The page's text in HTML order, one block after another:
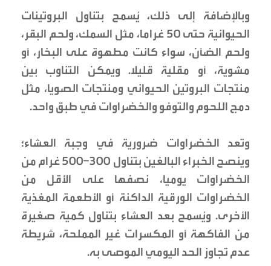
وبالإضافة إلى ذلك، يُسمح بتناول البروتينات
الحيوانية حتى 50 غراما، مثل السمك، ولحم البقر،
ولحم الضأن، سواء كانت مطهوة على البخار، أو
مشوية، أو مقلية قليلا. ويمكن التناوب بين
منتجات البروتين الحيواني ومنتجات الصويا، مثل
دمج اللحوم والتوفو والخضراوات في طبق واحد.
وتعد الخضراوات ضرورية في وجبة العشاء؛
وينصح الخبراء البالغين بتناول 300–500 غرام من
الخضراوات يوميا، نصفها على الأقل من
الخضراوات الورقية الداكنة أو الأطعمة المغذية
الأخرى. ويُسمح بعد العشاء بتناول كمية صغيرة
من الفاكهة أو المكسرات غير المملحة، شريطة
عدم تجاوز الحد اليومي الموصى به.